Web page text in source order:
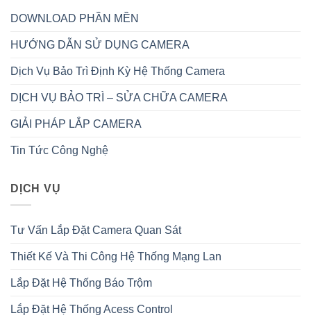
DOWNLOAD PHẦN MỀN
HƯỚNG DẪN SỬ DỤNG CAMERA
Dịch Vụ Bảo Trì Định Kỳ Hệ Thống Camera
DỊCH VỤ BẢO TRÌ – SỬA CHỮA CAMERA
GIẢI PHÁP LẮP CAMERA
Tin Tức Công Nghệ
DỊCH VỤ
Tư Vấn Lắp Đặt Camera Quan Sát
Thiết Kế Và Thi Công Hệ Thống Mạng Lan
Lắp Đặt Hệ Thống Báo Trộm
Lắp Đặt Hệ Thống Acess Control